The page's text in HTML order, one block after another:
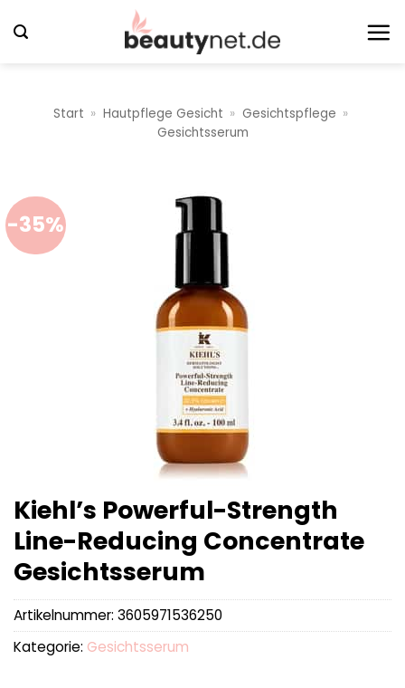
Inhalt
Start » Hautpflege Gesicht » Gesichtspflege »
Gesichtsserum
-35%
Kiehl’s Powerful-Strength
Line-Reducing Concentrate
Gesichtsserum
Artikelnummer: 3605971536250
Kategorie: Gesichtsserum